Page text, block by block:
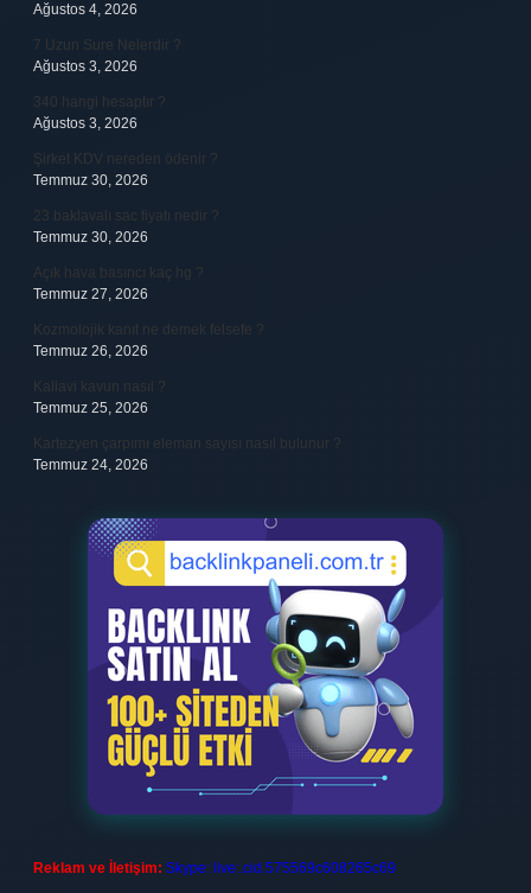
Ağustos 4, 2026
7 Uzun Sure Nelerdir ?
Ağustos 3, 2026
340 hangi hesaptır ?
Ağustos 3, 2026
Şirket KDV nereden ödenir ?
Temmuz 30, 2026
23 baklavalı sac fiyatı nedir ?
Temmuz 30, 2026
Açık hava basıncı kaç hg ?
Temmuz 27, 2026
Kozmolojik kanıt ne demek felsefe ?
Temmuz 26, 2026
Kallavi kavun nasıl ?
Temmuz 25, 2026
Kartezyen çarpımı eleman sayısı nasıl bulunur ?
Temmuz 24, 2026
Reklam ve İletişim: Skype: live:.cid.575569c608265c69